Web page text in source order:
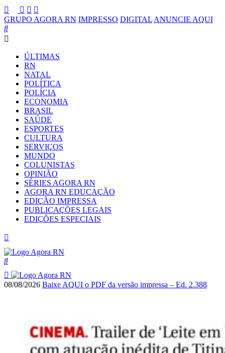
GRUPO AGORA RN IMPRESSO DIGITAL ANUNCIE AQUI
ÚLTIMAS
RN
NATAL
POLÍTICA
POLÍCIA
ECONOMIA
BRASIL
SAÚDE
ESPORTES
CULTURA
SERVIÇOS
MUNDO
COLUNISTAS
OPINIÃO
SÉRIES AGORA RN
AGORA RN EDUCAÇÃO
EDIÇÃO IMPRESSA
PUBLICAÇÕES LEGAIS
EDIÇÕES ESPECIAIS
08/08/2026 Baixe AQUI o PDF da versão impressa – Ed. 2.388